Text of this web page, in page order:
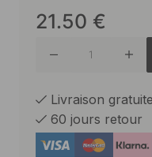
Noir
21.50 €
Livraison
60 jours retour